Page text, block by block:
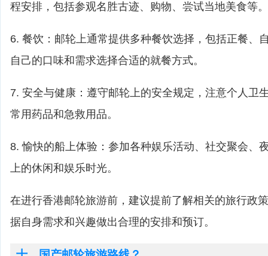
程安排，包括参观名胜古迹、购物、尝试当地美食等。
6. 餐饮：邮轮上通常提供多种餐饮选择，包括正餐、
自己的口味和需求选择合适的就餐方式。
7. 安全与健康：遵守邮轮上的安全规定，注意个人卫
常用药品和急救用品。
8. 愉快的船上体验：参加各种娱乐活动、社交聚会、
上的休闲和娱乐时光。
在进行香港邮轮旅游前，建议提前了解相关的旅行政
据自身需求和兴趣做出合理的安排和预订。